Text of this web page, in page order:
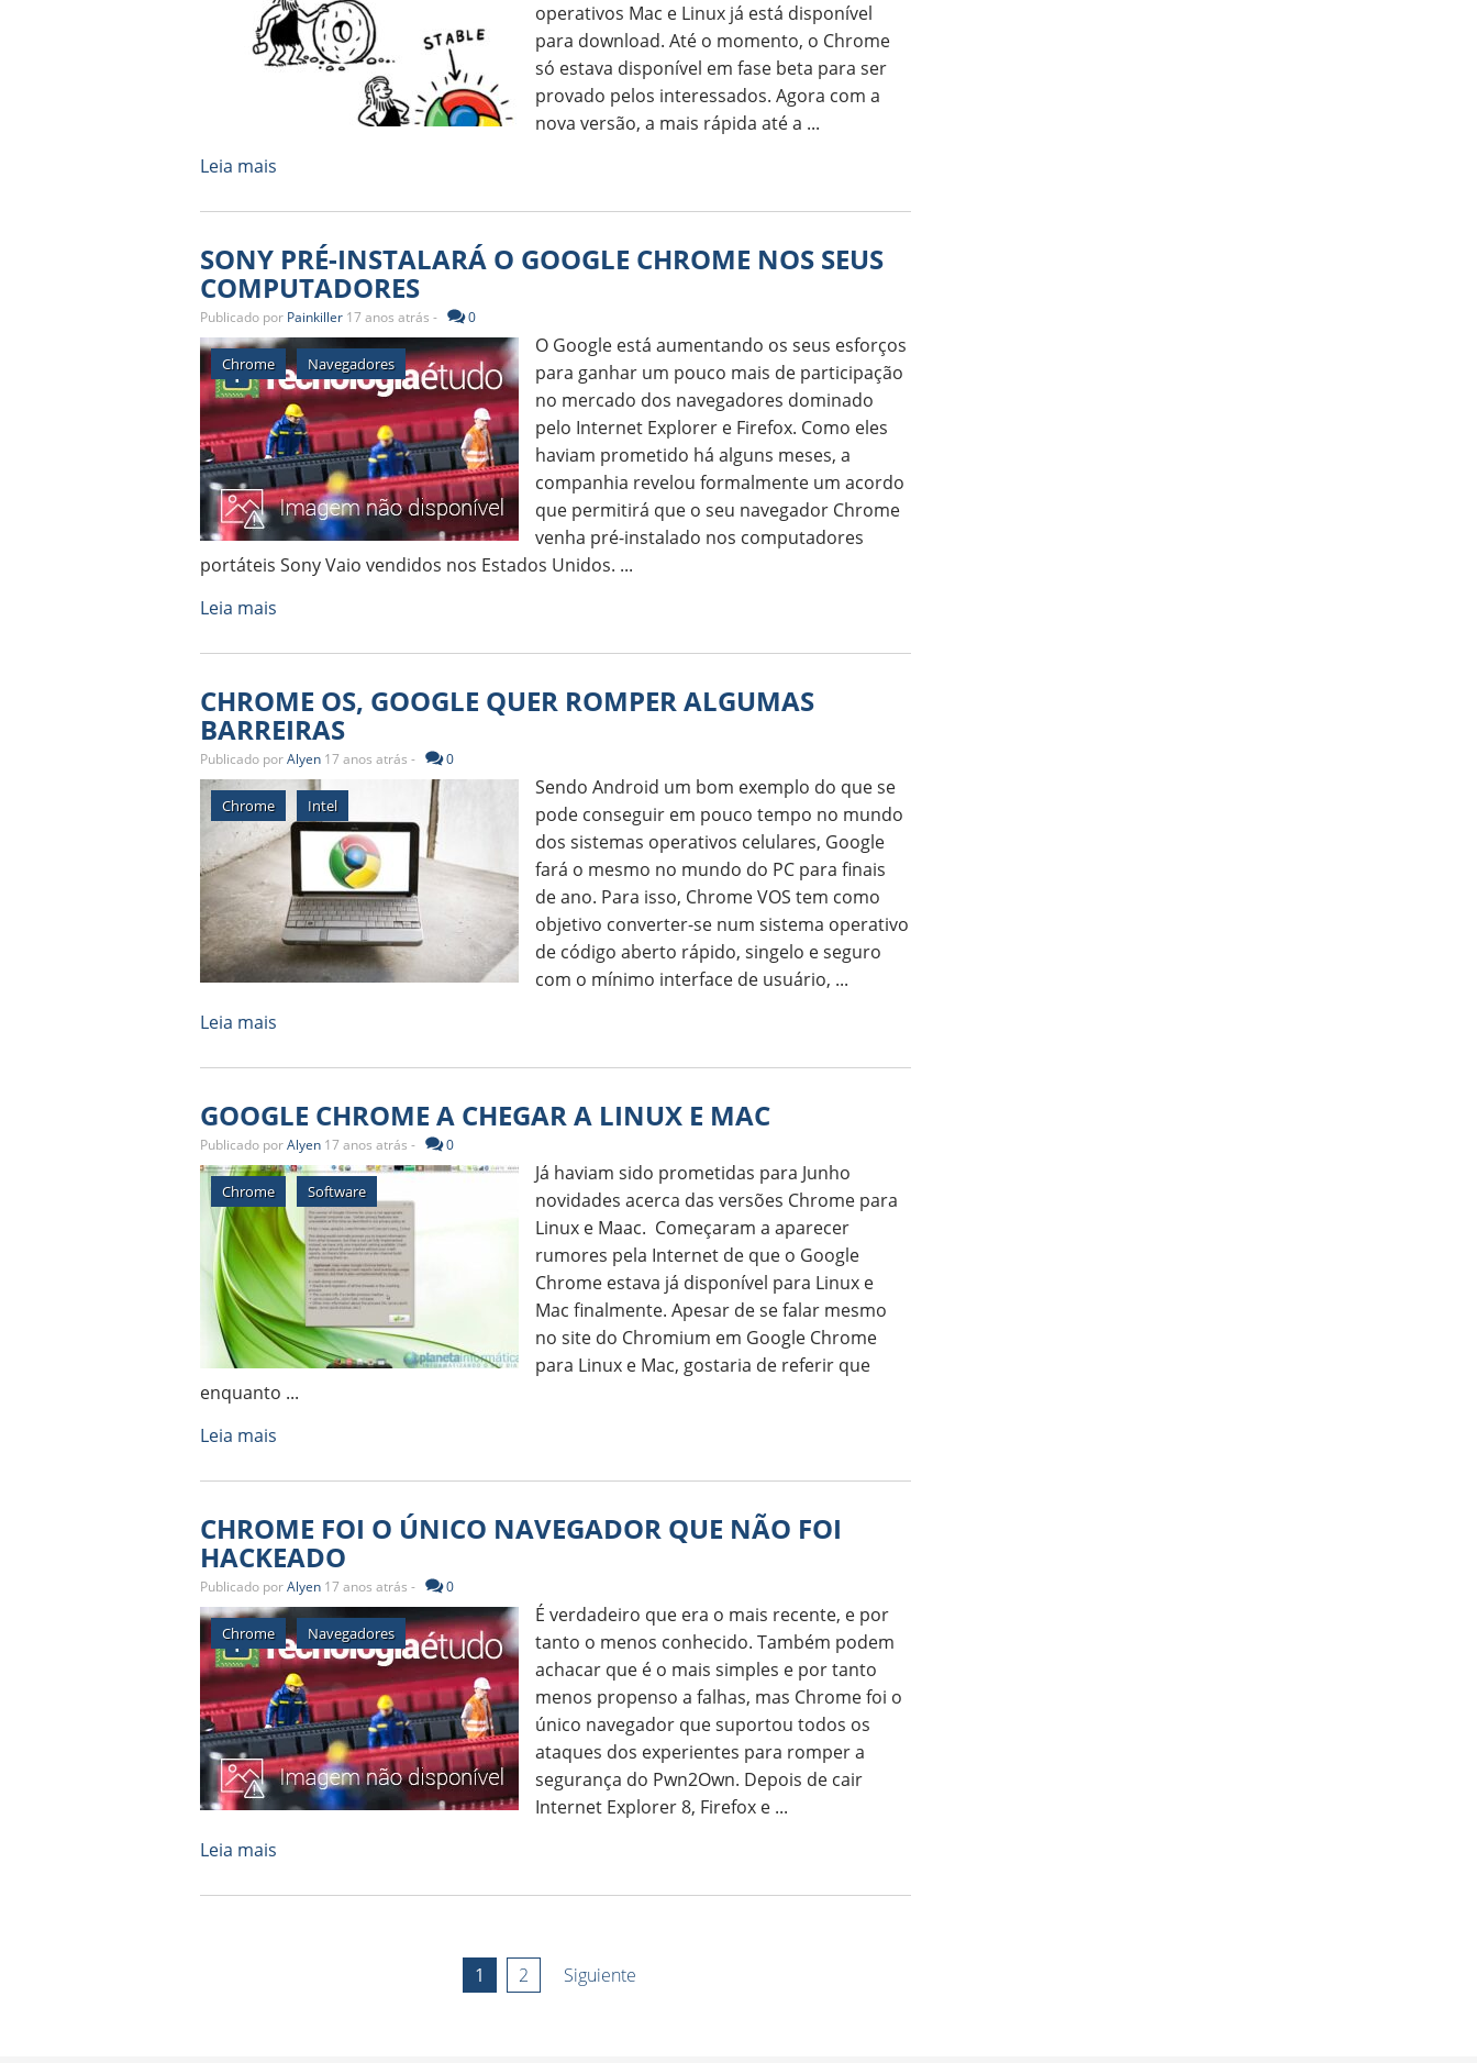
operativos Mac e Linux já está disponível
para download. Até o momento, o Chrome
só estava disponível em fase beta para ser
provado pelos interessados. Agora com a
nova versão, a mais rápida até a ...
Leia mais
SONY PRÉ-INSTALARÁ O GOOGLE CHROME NOS SEUS
COMPUTADORES
Publicado por Painkiller 17 anos atrás - 0
Chrome Navegadores
O Google está aumentando os seus esforços
para ganhar um pouco mais de participação
no mercado dos navegadores dominado
pelo Internet Explorer e Firefox. Como eles
haviam prometido há alguns meses, a
companhia revelou formalmente um acordo
que permitirá que o seu navegador Chrome
venha pré-instalado nos computadores
portáteis Sony Vaio vendidos nos Estados Unidos. ...
Leia mais
CHROME OS, GOOGLE QUER ROMPER ALGUMAS
BARREIRAS
Publicado porAlyen 17 anos atrás - 0
Chrome Intel
Sendo Android um bom exemplo do que se
pode conseguir em pouco tempo no mundo
dos sistemas operativos celulares, Google
fará o mesmo no mundo do PC para finais
de ano. Para isso, Chrome VOS tem como
objetivo converter-se num sistema operativo
de código aberto rápido, singelo e seguro
com o mínimo interface de usuário, ...
Leia mais
GOOGLE CHROME A CHEGAR A LINUX E MAC
Publicado porAlyen 17 anos atrás - 0
Chrome Software
Já haviam sido prometidas para Junho
novidades acerca das versões Chrome para
Linux e Maac. Começaram a aparecer
rumores pela Internet de que o Google
Chrome estava já disponível para Linux e
Mac finalmente. Apesar de se falar mesmo
no site do Chromium em Google Chrome
para Linux e Mac, gostaria de referir que
enquanto ...
Leia mais
CHROME FOI O ÚNICO NAVEGADOR QUE NÃO FOI
HACKEADO
Publicado porAlyen 17 anos atrás - 0
Chrome Navegadores
É verdadeiro que era o mais recente, e por
tanto o menos conhecido. Também podem
achacar que é o mais simples e por tanto
menos propenso a falhas, mas Chrome foi o
único navegador que suportou todos os
ataques dos experientes para romper a
segurança do Pwn2Own. Depois de cair
Internet Explorer 8, Firefox e ...
Leia mais
1 2 Siguiente